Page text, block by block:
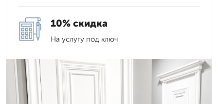
10% скидка
На услугу под ключ